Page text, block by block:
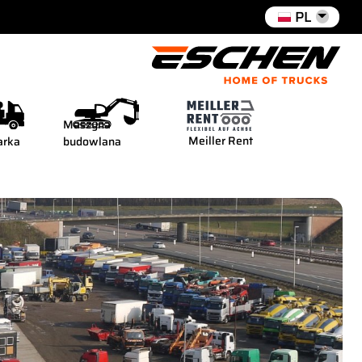
PL
Maszyna
budowlana
Meiller Rent